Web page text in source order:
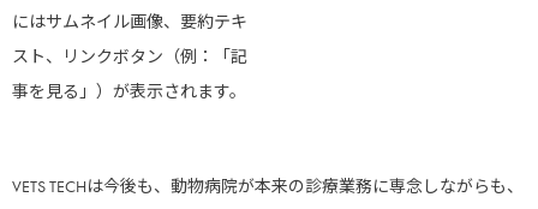
にはサムネイル画像、要約テキ
スト、リンクボタン（例：「記
事を見る」）が表示されます。
VETS TECHは今後も、動物病院が本来の診療業務に専念しながらも、